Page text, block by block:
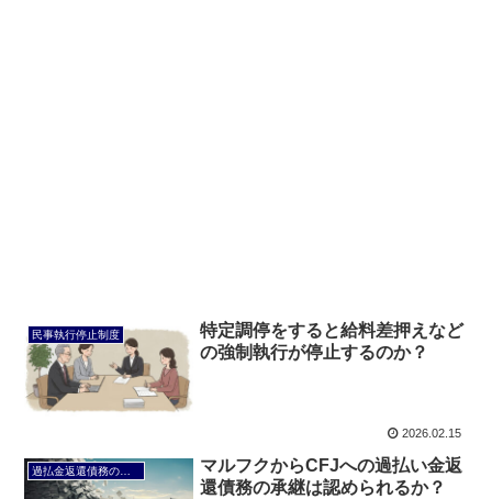
民事執行停止制度
特定調停をすると給料差押えなど
の強制執行が停止するのか？
2026.02.15
過払金返還債務の承継
マルフクからCFJへの過払い金返
還債務の承継は認められるか？